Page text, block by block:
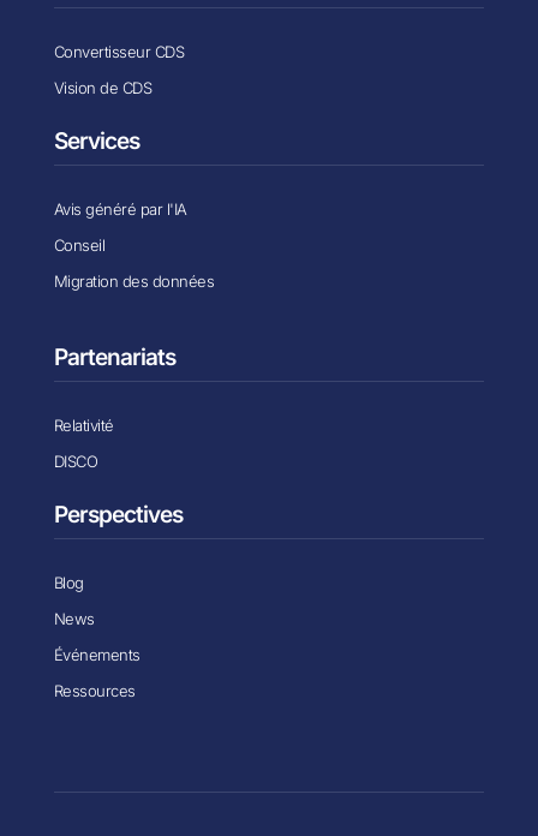
Convertisseur CDS
Vision de CDS
Services
Avis généré par l'IA
Conseil
Migration des données
Partenariats
Relativité
DISCO
Perspectives
Blog
News
Événements
Ressources